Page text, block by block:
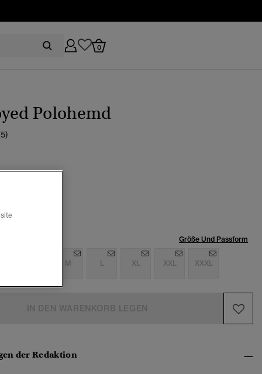
0
Polohemd
Größe Und Passform
M L XL XXL XXXL
der Redaktion